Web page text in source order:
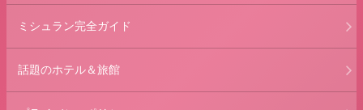
ミシュラン完全ガイド
話題のホテル＆旅館